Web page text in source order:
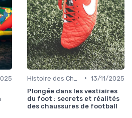
• 13/11/2025
Plongée dans les vestiaires
du foot : secrets et réalités
des chaussures de football